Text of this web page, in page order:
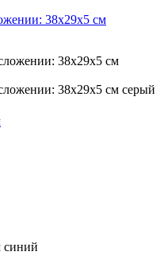
38х29х5 см
серый
синий